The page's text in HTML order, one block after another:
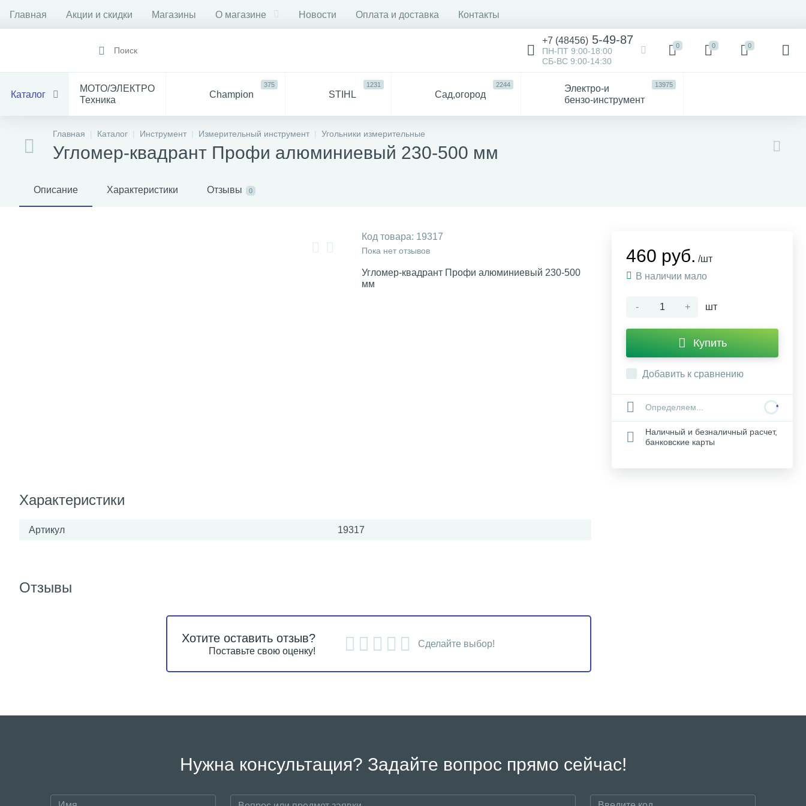
Главная Акции и скидки Магазины О магазине Новости Оплата и доставка Контакты
+7 (48456) 5-49-87
ПН-ПТ 9:00-18:00
СБ-ВС 9:00-14:30
0 0 0
Каталог
МОТО/ЭЛЕКТРО
Техника
Champion
375
STIHL
1231
Сад,огород
2244
Электро-и
бензо-инструмент
13975
Все
Инструмент
ДЛЯ
СТРОЙКИ И РЕМОНТА
Главная Каталог Инструмент Измерительный инструмент Угольники измерительные
Угломер-квадрант Профи алюминиевый 230-500 мм
Описание Характеристики Отзывы 0
Код товара: 19317
Пока нет отзывов
Угломер-квадрант Профи алюминиевый 230-500
мм
Характеристики
Артикул 19317
460 руб. /шт
В наличии мало
- + шт
Купить
Добавить к сравнению
Определяем...
Наличный и безналичный расчет,
банковские карты
Отзывы
Хотите оставить отзыв?
Поставьте свою оценку!
Сделайте выбор!
Нужна консультация? Задайте вопрос прямо сейчас!